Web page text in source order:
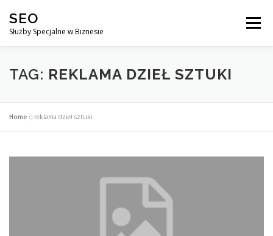
treści
SEO
Służby Specjalne w Biznesie
Menu
AGENCJA SEO CO ZYSKUJESZ ?
DLACZEGO WARTO?
TAG: REKLAMA DZIEŁ SZTUKI
Home »reklama dzieł sztuki